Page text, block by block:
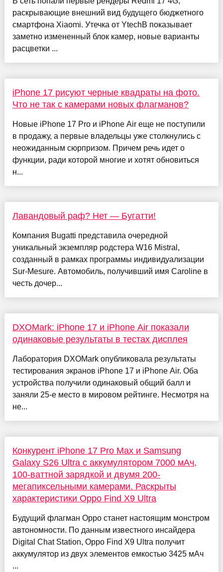
раскрывающие внешний вид будущего бюджетного
смартфона Xiaomi. Утечка от YtechB показывает
заметно измененный блок камер, новые варианты
расцветки ...
iPhone 17 рисуют черные квадраты на фото.
Что не так с камерами новых флагманов?
Новые iPhone 17 Pro и iPhone Air еще не поступили
в продажу, а первые владельцы уже столкнулись с
неожиданным сюрпризом. Причем речь идет о
функции, ради которой многие и хотят обновиться
н...
Лавандовый раф? Нет — Бугатти!
Компания Bugatti представила очередной
уникальный экземпляр родстера W16 Mistral,
созданный в рамках программы индивидуализации
Sur-Mesure. Автомобиль, получивший имя Caroline в
честь дочер...
DXOMark: iPhone 17 и iPhone Air показали
одинаковые результаты в тестах дисплея
Лаборатория DXOMark опубликовала результаты
тестирования экранов iPhone 17 и iPhone Air. Оба
устройства получили одинаковый общий балл и
заняли 25-е место в мировом рейтинге. Несмотря на
не...
Конкурент iPhone 17 Pro Max и Samsung
Galaxy S26 Ultra с аккумулятором 7000 мАч,
100-ваттной зарядкой и двумя 200-
мегапиксельными камерами. Раскрыты
характеристики Oppo Find X9 Ultra
Будущий флагман Oppo станет настоящим монстром
автономности. По данным известного инсайдера
Digital Chat Station, Oppo Find X9 Ultra получит
аккумулятор из двух элементов емкостью 3425 мАч
...